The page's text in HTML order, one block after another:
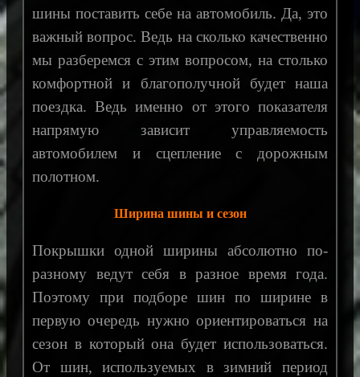
шины поставить себе на автомобиль. Да, это
важный вопрос. Ведь на сколько качественно
мы разберемся с этим вопросом, на столько
комфортной и благополучной будет наша
поездка. Ведь именно от этого показателя
напрямую зависит управляемость
автомобилем и сцепление с дорожным
полотном.
Ширина шины и сезон
Покрышки одной ширины абсолютно по-
разному ведут себя в разное время года.
Поэтому при подборе шин по ширине в
первую очередь нужно ориентироваться на
сезон в который она будет использоваться.
От шин, используемых в зимний период